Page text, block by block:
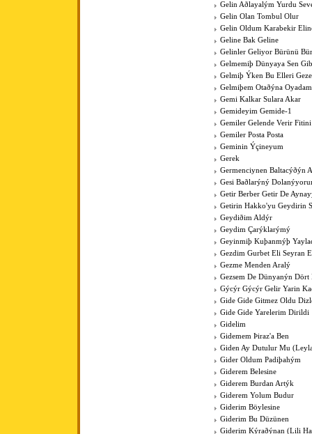
Gelin Aðlayalým Yurdu
Gelin Olan Tombul Olur
Gelin Oldum Karabekir
Geline Bak Geline
Gelinler Geliyor Bürünü
Gelmemiþ Dünyaya Sen
Gelmiþ Ýken Bu Elleri
Gelmiþem Otaðýna
Gemi Kalkar Sulara Akar
Gemideyim Gemide-1
Gemiler Gelende Verir Fitini
Gemiler Posta Posta
Geminin Ýçineyum
Gerek
Germenciynen Baltacýðýn
Gesi Baðlarýný
Getir Berber Getir De
Getirin Hakko'yu Geydirin
Geydiðim Aldýr
Geydim Çarýklarýmý
Geyinmiþ Kuþanmýþ
Gezdim Gurbet Eli Seyran
Gezme Menden Aralý
Gezsem De Dünyanýn Dört
Gýcýr Gýcýr Gelir Yarin
Gide Gide Gitmez Oldu
Gide Gide Yarelerim Dirildi
Gidelim
Gidemem Þiraz'a Ben
Giden Ay Dutulur Mu
Gider Oldum Padiþahým
Giderem Belesine
Giderem Burdan Artýk
Giderem Yolum Budur
Giderim Böylesine
Giderim Bu Düzünen
Giderim Kýraðýnan (Lili